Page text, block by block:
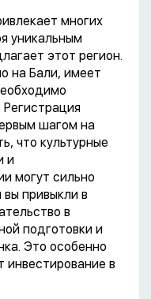
многих
уникальным
этот регион.
на Бали, имеет
Регистрация
шагом на
что культурные
и
могут сильно
привыкли в
в
подготовки и
Это особенно
инвестирование в